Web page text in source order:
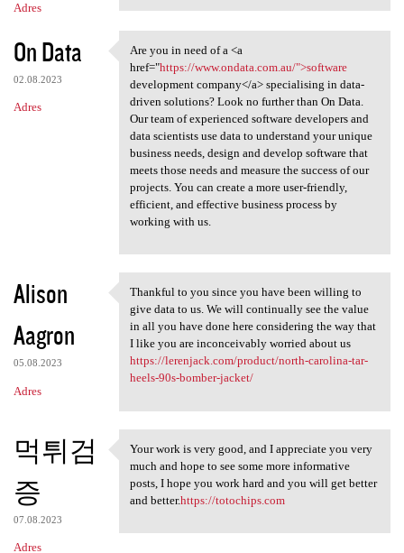
Adres
On Data
02.08.2023
Adres
Are you in need of a <a href=
Are you in need of a <a
href="https://www.ondata.com.au/">software
development company</a> specialising in data-
driven solutions? Look no further than On Data.
Our team of experienced software developers and
data scientists use data to understand your unique
business needs, design and develop software that
meets those needs and measure the success of our
projects. You can create a more user-friendly,
efficient, and effective business process by
working with us.
Alison
Aagron
05.08.2023
Adres
Thankful to you since you
Thankful to you since you have been willing to
give data to us. We will continually see the value
in all you have done here considering the way that
I like you are inconceivably worried about us
https://lerenjack.com/product/north-carolina-tar-
heels-90s-bomber-jacket/
먹튀검
증
07.08.2023
Adres
Your work is very good, and I
Your work is very good, and I appreciate you very
much and hope to see some more informative
posts, I hope you work hard and you will get better
and better.https://totochips.com